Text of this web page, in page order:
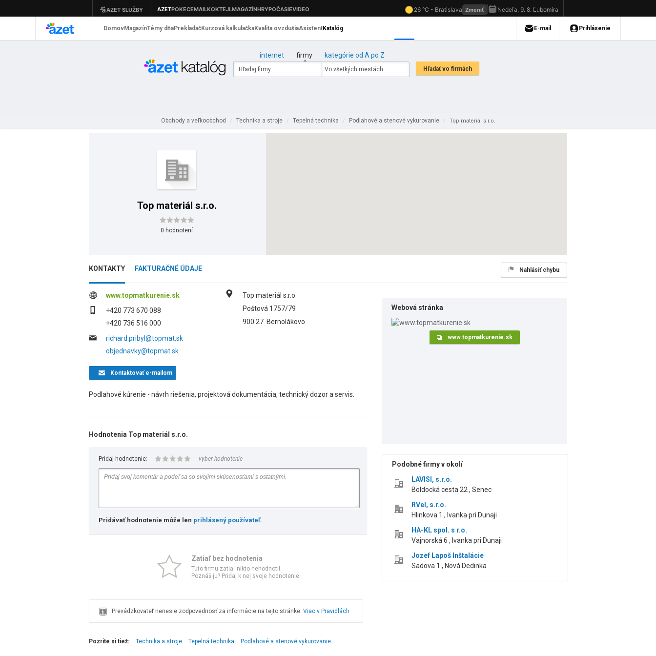
internet firmy kategórie od A po Z
Obchody a veľkoobchod / Technika a stroje / Tepelná technika / Podlahové a stenové vykurovanie / Top materiál s.r.o.
Top materiál s.r.o.
0 hodnotení
KONTAKTY FAKTURAČNÉ ÚDAJE Nahlásiť chybu
www.topmatkurenie.sk
+420 773 670 088
+420 736 516 000
richard.pribyl@topmat.sk
objednavky@topmat.sk
Top materiál s.r.o.
Poštová 1757/79
900 27 Bernolákovo
Kontaktovaťe-mailom
Podlahové kúrenie - návrh riešenia, projektová dokumentácia, technický dozor a servis.
Hodnotenia Top materiál s.r.o.
Pridaj hodnotenie: vyber hodnotenie
Pridávať hodnotenie môže len prihlásený používateľ.
Zatiaľ bez hodnotenia
Túto firmu zatiaľ nikto nehodnotil.
Poznáš ju? Pridaj k nej svoje hodnotenie.
Prevádzkovateľ nenesie zodpovednosť za informácie na tejto stránke. Viac v Pravidlách
Webová stránka
www.topmatkurenie.sk
Podobné firmy v okolí
LAVISI, s.r.o.
Boldocká cesta 22 , Senec
RVel, s.r.o.
Hlinkova 1 , Ivanka pri Dunaji
HA-KL spol. s r.o.
Vajnorská 6 , Ivanka pri Dunaji
Jozef Lapoš Inštalácie
Sadova 1 , Nová Dedinka
Pozrite si tiež: Technika a stroje Tepelná technika Podlahové a stenové vykurovanie